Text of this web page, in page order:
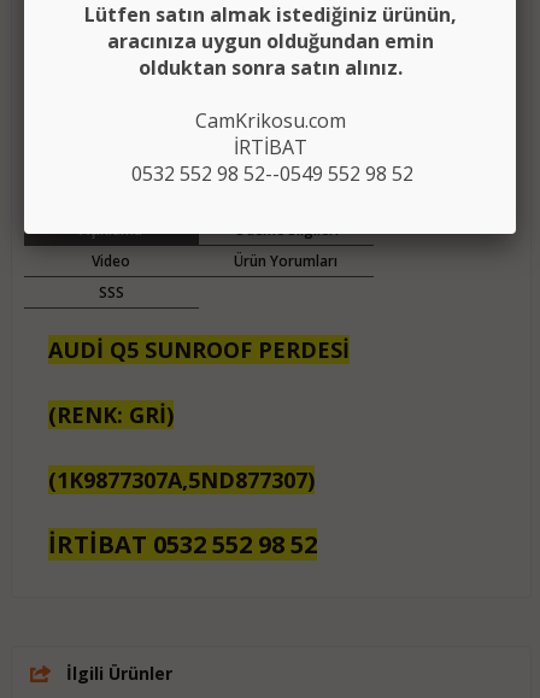
Ürünü karşılaştırma listeme ekle(Karşılaştır)
Fiyatı düşünce bildir
Aklımdakiler listesine ekle
Açıklama
Ödeme Bilgileri
Video
Ürün Yorumları
SSS
AUDİ Q5 SUNROOF PERDESİ
(RENK: GRİ)
(1K9877307A,5ND877307)
İRTİBAT 0532 552 98 52
İlgili Ürünler
Lütfen satın almak istediğiniz ürünün,
aracınıza uygun olduğundan emin
olduktan sonra satın alınız.
CamKrikosu.com
İRTİBAT
0532 552 98 52--0549 552 98 52